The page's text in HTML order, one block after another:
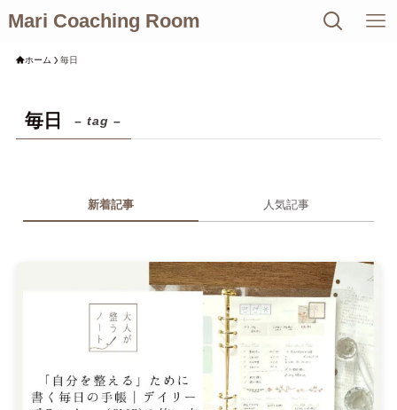
Mari Coaching Room
ホーム 毎日
毎日 – tag –
新着記事 人気記事